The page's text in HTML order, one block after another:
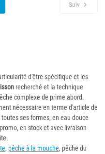
Suiv
d'être spécifique et les
recherché et la technique
complexe de prime abord.
nécessaire en terme d'article de
toutes ses formes, en eau douce
en stock et avec livraison
, pêche à la mouche, pêche du